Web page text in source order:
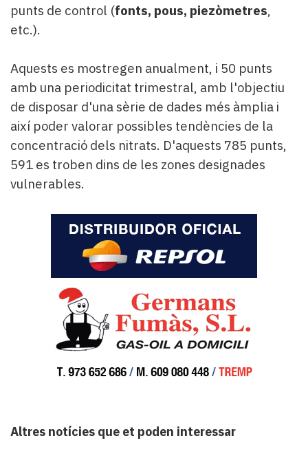
punts de control (fonts, pous, piezòmetres,
etc.).
Aquests es mostregen anualment, i 50 punts
amb una periodicitat trimestral, amb l'objectiu
de disposar d'una sèrie de dades més àmplia i
així poder valorar possibles tendències de la
concentració dels nitrats. D'aquests 785 punts,
591 es troben dins de les zones designades
vulnerables.
Altres notícies que et poden interessar